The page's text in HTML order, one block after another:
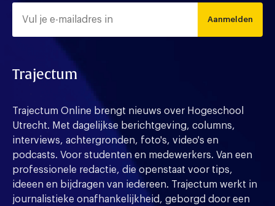
Aanmelden
Trajectum
Trajectum Online brengt nieuws over Hogeschool
Utrecht. Met dagelijkse berichtgeving, columns,
interviews, achtergronden, foto's, video's en
podcasts. Voor studenten en medewerkers. Van een
professionele redactie, die openstaat voor tips,
ideeen en bijdragen van iedereen. Trajectum werkt in
journalistieke onafhankelijkheid, geborgd door een